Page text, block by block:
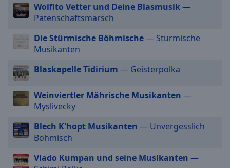
dialog
window.
Escape
cancel
and
close
Text
Wolfito Vetter und Deine Blasmusik—
Patenschaftsmarsch
Die Stürmische Böhmische— Stürmische
Musikanten
Blaskapelle Tidirium — Geisterpolka
Weinviertler Mährische Musikanten —
Myslivecky
Blech K'hopt Musikanten — Unvergesslich
Böhmisch
Vlado Kumpan und seine Musikanten —